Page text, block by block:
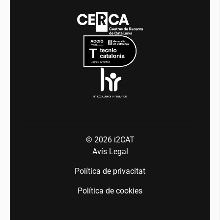
Equitat i diversitat
© 2026 i2CAT
Avís Legal
Política de privacitat
Política de cookies